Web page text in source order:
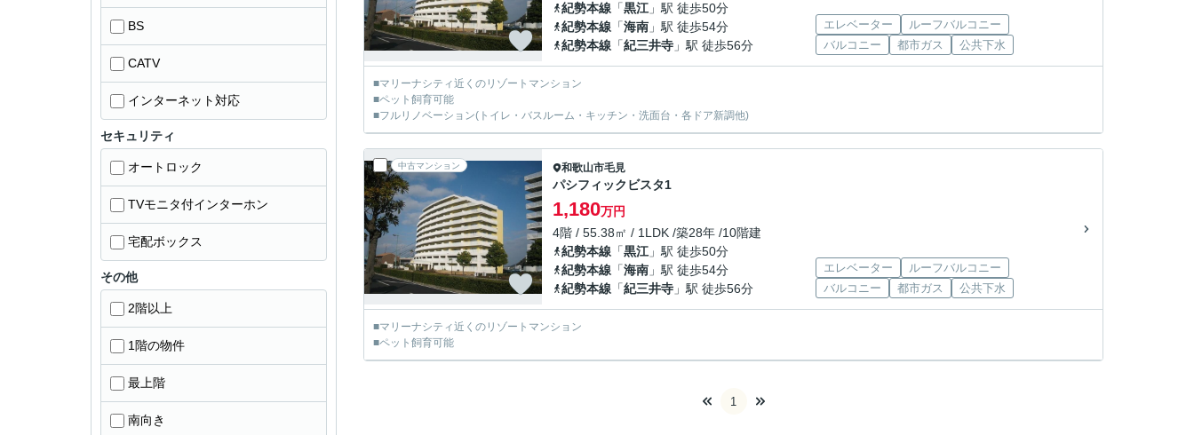
紀勢本線 「黒江 」駅 徒歩50分
紀勢本線 「海南 」駅 徒歩54分
紀勢本線 「紀三井寺 」駅 徒歩56分
エレベーター
ルーフバルコニー
バルコニー
都市ガス 公共下水
■マリーナシティ近くのリゾートマンション
■ペット飼育可能
■フルリノベーション(トイレ・バスルーム・キッチン・洗面台・各ドア新調他)
中古マンション 和歌山市毛見
パシフィックビスタ1
1,180万円
4階 / 55.38㎡ / 1LDK /築28年 /10階建
紀勢本線 「黒江 」駅 徒歩50分
紀勢本線 「海南 」駅 徒歩54分
紀勢本線 「紀三井寺 」駅 徒歩56分
エレベーター
ルーフバルコニー
バルコニー
都市ガス 公共下水
■マリーナシティ近くのリゾートマンション
■ペット飼育可能
1
BS
CATV
インターネット対応
セキュリティ
オートロック
TVモニタ付インターホン
宅配ボックス
その他
2階以上
1階の物件
最上階
南向き